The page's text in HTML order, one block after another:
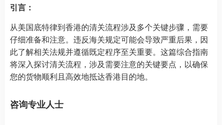
引言：
从美国底特律到香港的清关流程涉及多个关键步骤，需要
仔细准备和注意。违反海关规定可能会导致严重后果，因
此了解相关法规并遵循既定程序至关重要。这篇综合指南
将深入探讨清关流程，涉及需要注意的关键要点，以确保
您的货物顺利且高效地抵达香港目的地。
咨询专业人士